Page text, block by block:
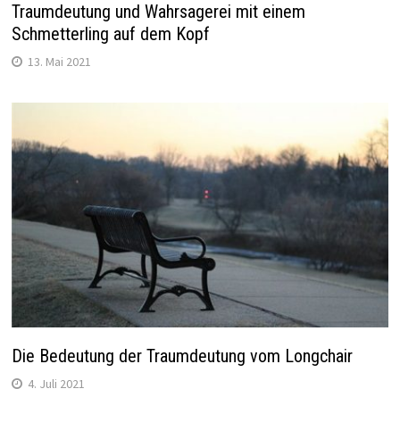
Traumdeutung und Wahrsagerei mit einem
Schmetterling auf dem Kopf
13. Mai 2021
Die Bedeutung der Traumdeutung vom Longchair
4. Juli 2021